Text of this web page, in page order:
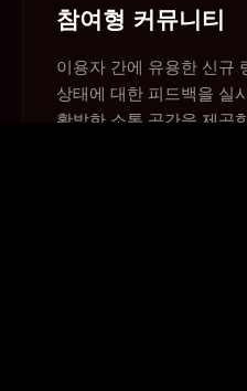
참여형 커뮤니티
이용자 간에 유용한 신규
상태에 대한 피드백을 실
활발한 소통 공간을 제공